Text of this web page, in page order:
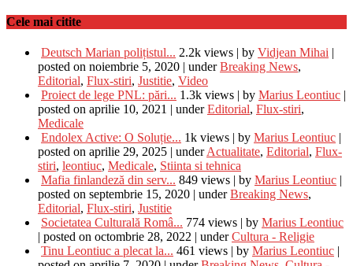
Cele mai citite
Deutsch Marian polițistul... 2.2k views | by Vidjean Mihai |
posted on noiembrie 5, 2020 | underBreaking News,
Editorial, Flux-stiri, Justitie, Video
Proiect de lege PNL: pări... 1.3k views | by Marius Leontiuc |
posted on aprilie 10, 2021 | underEditorial, Flux-stiri,
Medicale
Endolex Active: O Soluție... 1k views | by Marius Leontiuc |
posted on aprilie 29, 2025 | underActualitate, Editorial, Flux-
stiri, leontiuc, Medicale, Stiinta si tehnica
Mafia finlandeză din serv... 849 views | by Marius Leontiuc |
posted on septembrie 15, 2020 | underBreaking News,
Editorial, Flux-stiri, Justitie
Societatea Culturală Româ... 774 views | by Marius Leontiuc
| posted on octombrie 28, 2022 | underCultura - Religie
Tinu Leontiuc a plecat la... 461 views | by Marius Leontiuc |